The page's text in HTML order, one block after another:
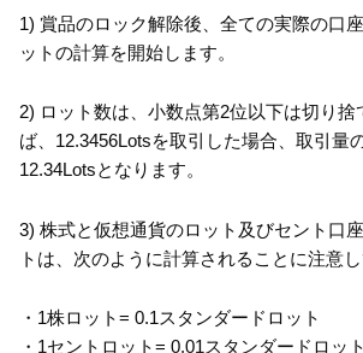
1) 賞品のロック解除後、全ての実際の口
ットの計算を開始します。
2) ロット数は、小数点第2位以下は切り捨
ば、12.3456Lotsを取引した場合、取引量
12.34Lotsとなります。
3) 株式と仮想通貨のロット及びセント口
トは、次のように計算されることに注意し
・1株ロット= 0.1スタンダードロット
・1セントロット= 0.01スタンダードロット